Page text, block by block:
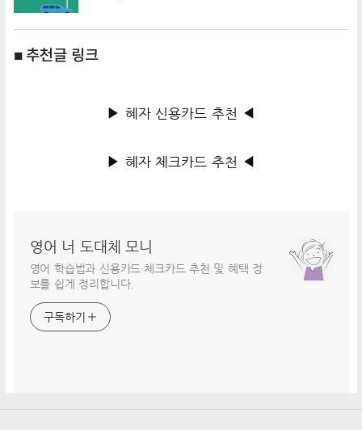
■ 추천글 링크
▶ 혜자 신용카드 추천 ◀
▶ 혜자 체크카드 추천 ◀
영어 너 도대체 모니
영어 학습법과 신용카드·체크카드 추천 및 혜택 정
보를 쉽게 정리합니다.
구독하기